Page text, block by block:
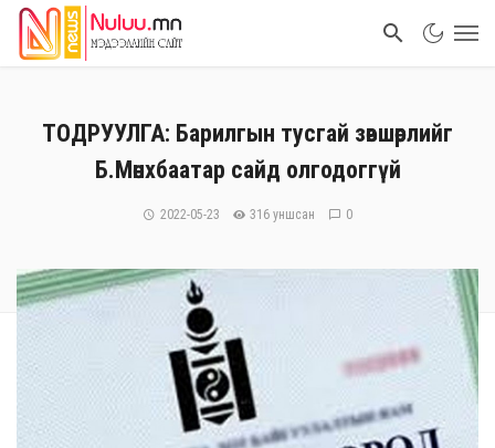
ТОДРУУЛГА: Барилгын тусгай зөвшөөрлийг
Б.Мөнхбаатар сайд олгодоггүй
2022-05-23 316 уншсан 0